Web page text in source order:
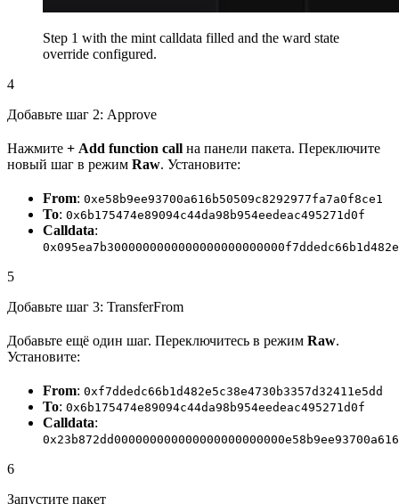
Step 1 with the mint calldata filled and the ward state
override configured.
4
Добавьте шаг 2: Approve
Нажмите + Add function call на панели пакета. Переключите
новый шаг в режим Raw. Установите:
From: 0xe58b9ee93700a616b50509c8292977fa7a0f8ce1
To: 0x6b175474e89094c44da98b954eedeac495271d0f
Calldata:
5
Добавьте шаг 3: TransferFrom
Добавьте ещё один шаг. Переключитесь в режим Raw.
Установите:
From: 0xf7ddedc66b1d482e5c38e4730b3357d32411e5dd
To: 0x6b175474e89094c44da98b954eedeac495271d0f
Calldata:
6
Запустите пакет